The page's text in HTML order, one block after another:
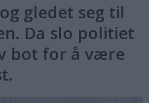
gledet seg til
Da slo politiet
bot for å være